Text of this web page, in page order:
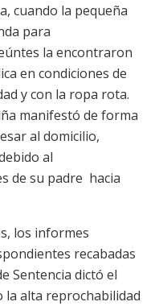
cuando la pequeña
para
la encontraron
en condiciones de
y con la ropa rota.
manifestó de forma
al domicilio,
al
de su padre hacia
los informes
recabadas
Sentencia dictó el
alta reprochabilidad